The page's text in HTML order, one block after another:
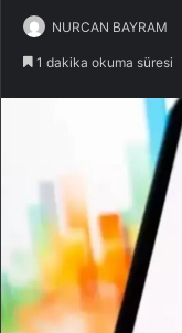
NURCAN BAYRAM
1 dakika okuma süresi